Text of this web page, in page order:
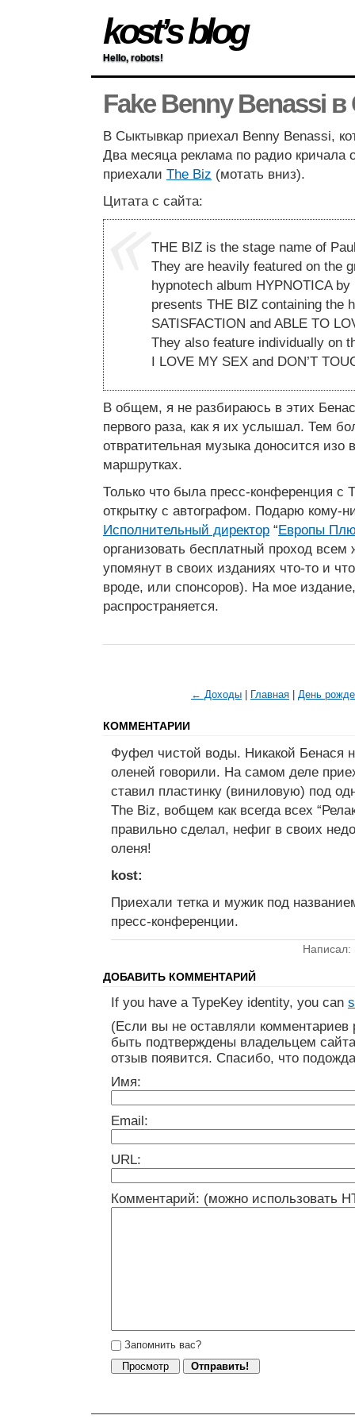
kost’s blog
Hello, robots!
Fake Benny Benassi
В Сыктывкар приехал Benny Benassi,
Два месяца реклама по радио кричала
приехали The Biz (мотать вниз).
Цитата с сайта:
THE BIZ is the stage name of
They are heavily featured on the
hypnotech album HYPNOTICA
presents THE BIZ containing the
SATISFACTION and ABLE TO
They also feature individually on
I LOVE MY SEX and DON’T
В общем, я не разбираюсь в этих
первого раза, как я их услышал. Тем
отвратительная музыка доносится изо
маршрутках.
Только что была пресс-конференция c
открытку с автографом. Подарю кому-
Исполнительный директор “Европы
организовать бесплатный проход
упомянут в своих изданиях что-то и
вроде, или спонсоров). На мое
распространяется.
← Доходы Главная День
КОММЕНТАРИИ
Фуфел чистой воды. Никакой Бенася
оленей говорили. На самом деле
ставил пластинку (виниловую) под
The Biz, вобщем как всегда всех
правильно сделал, нефиг в своих
оленя!
kost:
Приехали тетка и мужик под
пресс-конференции.
ДОБАВИТЬ КОММЕНТАРИЙ
If you have a TypeKey identity, you can
(Если вы не оставляли
быть подтверждены владельцем
отзыв появится. Спасибо, что
Имя:
Email:
URL:
Комментарий: (можно использовать
Запомнить вас?